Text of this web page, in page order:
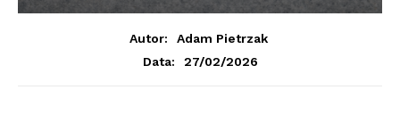
Autor:
Adam Pietrzak
Data:
27/02/2026